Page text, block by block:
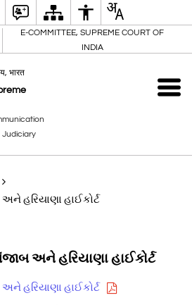
E-COMMITTEE, SUPREME COURT OF
INDIA
भारत
Judiciary
હરિયાણા હાઈકોર્ટ
અને હરિયાણા હાઈકોર્ટ
હરિયાણા હાઈકોર્ટ